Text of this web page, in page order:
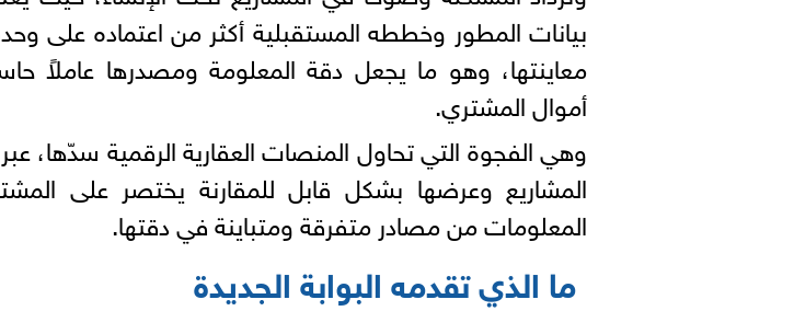
بيانات المطور وخططه المستقبلية أكثر من اعتماده على
معاينتها، وهو ما يجعل دقة المعلومة ومصدرها عاملاً
أموال المشتري.
وهي الفجوة التي تحاول المنصات العقارية الرقمية سدّها،
المشاريع وعرضها بشكل قابل للمقارنة يختصر على
المعلومات من مصادر متفرقة ومتباينة في دقتها.
ما الذي تقدمه البوابة الجديدة